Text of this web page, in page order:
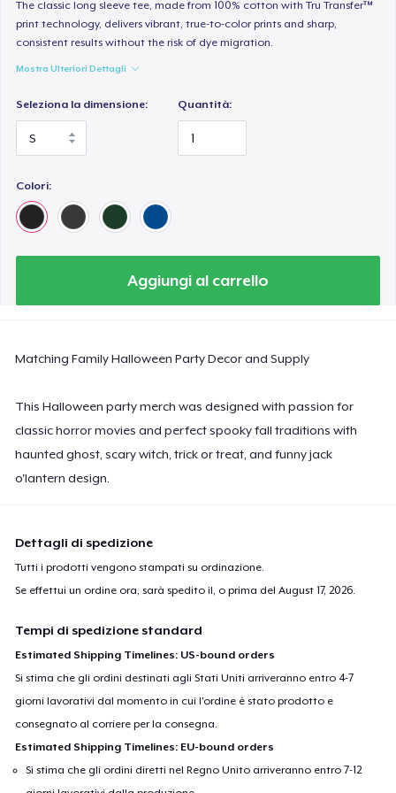
The classic long sleeve tee, made from 100% cotton with Tru Transfer™
print technology, delivers vibrant, true-to-color prints and sharp,
consistent results without the risk of dye migration.
Mostra Ulteriori Dettagli
Seleziona la dimensione: Quantità:
Colori:
Aggiungi al carrello
Matching Family Halloween Party Decor and Supply
This Halloween party merch was designed with passion for
classic horror movies and perfect spooky fall traditions with
haunted ghost, scary witch, trick or treat, and funny jack
o'lantern design.
Dettagli di spedizione
Tutti i prodotti vengono stampati su ordinazione.
Se effettui un ordine ora, sarà spedito il, o prima delAugust 17, 2026.
Tempi di spedizione standard
Estimated Shipping Timelines: US-bound orders
Si stima che gli ordini destinati agli Stati Uniti arriveranno entro 4-7
giorni lavorativi dal momento in cui l'ordine è stato prodotto e
consegnato al corriere per la consegna.
Estimated Shipping Timelines: EU-bound orders
Si stima che gli ordini diretti nel Regno Unito arriveranno entro 7-12
Heavy Tee
44,99 USD
Tru transfer Printed Premium Tee
Tru Transfer Printed Classic Tee
24,99 USD
Classic Long Sleeve Tee
24,99 USD